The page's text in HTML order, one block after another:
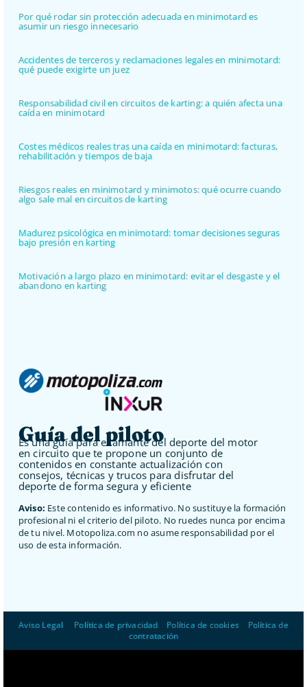
Por qué rodar sin protección adecuada en minimotard es
asumir un riesgo innecesario
Accidentes de terceros y reclamaciones legales en minimotard:
qué puede exigirte un juez
Responsabilidad civil en circuitos de karting: a quién afecta una
caída en minimotard
Costes médicos reales tras una caída en minimotard: facturas,
rehabilitación y tiempos de baja
Riesgos reales en minimotard y minimotos: qué ocurre cuando
algo sale mal en circuitos de karting
Madurez psicológica en minimotard: tomar decisiones seguras
bajo presión en karting
Motivación a largo plazo en minimotard: evitar el desgaste y el
abandono en karting
Guía del piloto
Es una guía para el amante del deporte del motor
en circuito que te propone un conjunto de
contenidos en constante actualización con
consejos, técnicas y trucos para disfrutar del
deporte de forma segura y eficiente
Aviso: Este contenido es informativo. No sustituye la formación
profesional ni el criterio del piloto. No ruedes nunca por encima
de tu nivel. Motopoliza.com no asume responsabilidad por el
uso de esta información.
Aviso Legal Política de privacidad Política de cookies
Política de
contratación